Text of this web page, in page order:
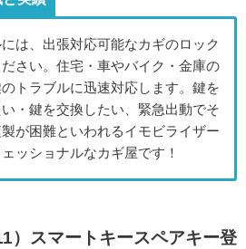
は、出張対応可能なカギのロック
さい。住宅・車やバイク・金庫の
トラブルに迅速対応します。鍵を
・鍵を交換したい、緊急出動でそ
が困難といわれるイモビライザー
ッショナルなカギ屋です！
）スマートキースペアキー登